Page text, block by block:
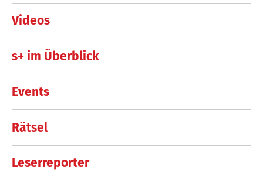
Videos
s+ im Überblick
Events
Rätsel
Leserreporter